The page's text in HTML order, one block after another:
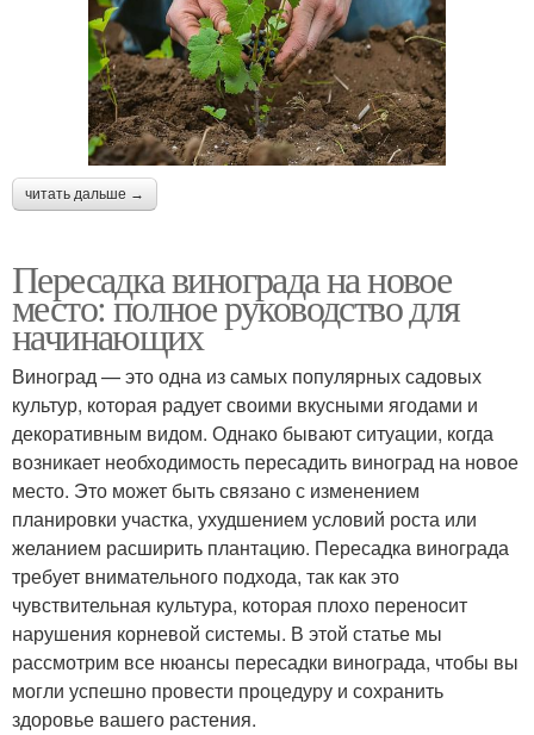
читать дальше →
Пересадка винограда на новое
место: полное руководство для
начинающих
Виноград — это одна из самых популярных садовых
культур, которая радует своими вкусными ягодами и
декоративным видом. Однако бывают ситуации, когда
возникает необходимость пересадить виноград на новое
место. Это может быть связано с изменением
планировки участка, ухудшением условий роста или
желанием расширить плантацию. Пересадка винограда
требует внимательного подхода, так как это
чувствительная культура, которая плохо переносит
нарушения корневой системы. В этой статье мы
рассмотрим все нюансы пересадки винограда, чтобы вы
могли успешно провести процедуру и сохранить
здоровье вашего растения.